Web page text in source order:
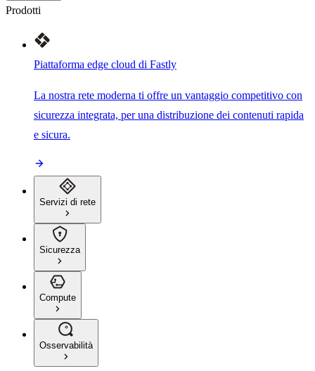
Prodotti
Piattaforma edge cloud di Fastly
La nostra rete moderna ti offre un vantaggio competitivo con
sicurezza integrata, per una distribuzione dei contenuti rapida
e sicura.
Servizi di rete
Sicurezza
Compute
Osservabilità